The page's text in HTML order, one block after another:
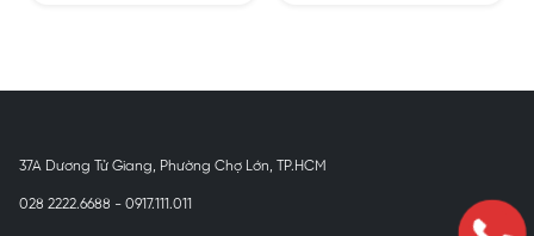
37A Dương Tử Giang, Phường Chợ Lớn, TP.HCM
028 2222.6688 - 0917.111.011